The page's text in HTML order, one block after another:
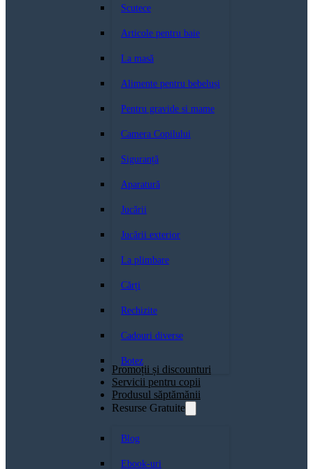
Scutece
Articole pentru baie
La masă
Alimente pentru bebeluși
Pentru gravide si mame
Camera Copilului
Siguranță
Aparatură
Jucării
Jucării exterior
La plimbare
Cărți
Rechizite
Cadouri diverse
Botez
Promoții și discounturi
Servicii pentru copii
Produsul săptămănii
Resurse Gratuite
Blog
Ebook-uri